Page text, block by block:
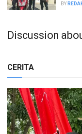
BY
Discussion
CERITA